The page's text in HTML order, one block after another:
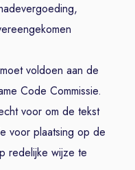
voldoen aan de
Code Commissie.
voor om de tekst
voor plaatsing op de
redelijke wijze te